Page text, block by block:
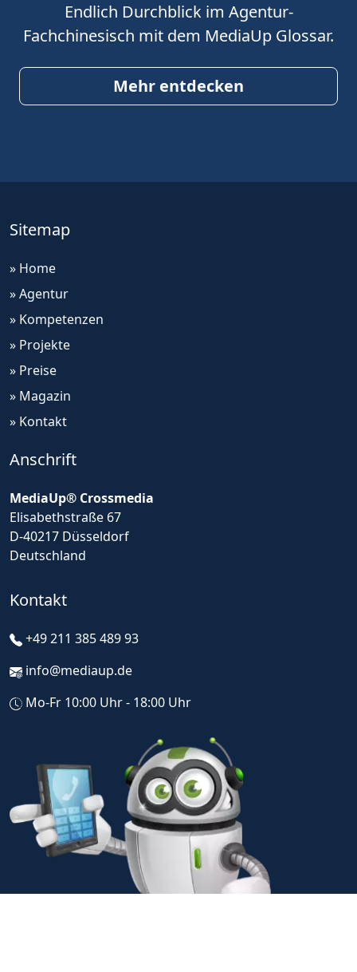
Endlich Durchblick im Agentur-
Fachchinesisch mit dem MediaUp Glossar.
Mehr entdecken
Sitemap
» Home
» Agentur
» Kompetenzen
» Projekte
» Preise
» Magazin
» Kontakt
Anschrift
MediaUp® Crossmedia
Elisabethstraße 67
D-40217 Düsseldorf
Deutschland
Kontakt
+49 211 385 489 93
info@mediaup.de
Mo-Fr 10:00 Uhr - 18:00 Uhr